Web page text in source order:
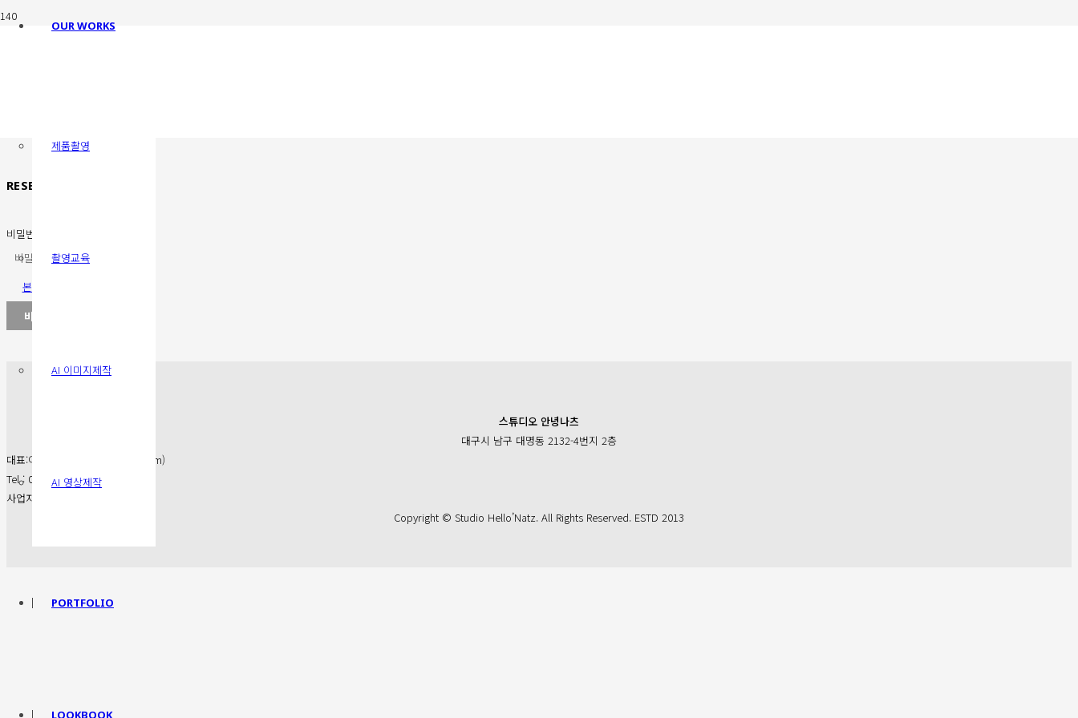
OUR WORKS
제품촬영
촬영교육
AI 이미지제작
AI 영상제작
PORTFOLIO
LOOKBOOK
RESERVATION
비밀번호
본문보기
비밀번호 확인
스튜디오 안녕나츠
대구시 남구 대명동 2132-4번지 2층
대표:이숙자(hellonatz@naver.com)
Tel : 070-7773-5100
사업자등록번호 : 514-25-97666
Copyright © Studio Hello’Natz. All Rights Reserved. ESTD 2013